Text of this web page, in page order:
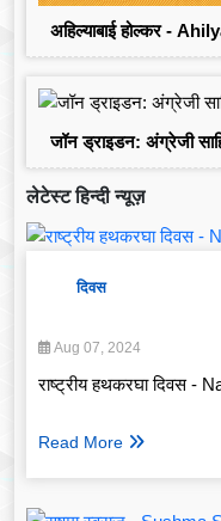
अहिल्याबाई होल्कर -
जॉन ड्राइडन: अंग्रेजी
लेटेस्ट हिन्दी न्यूज़
दिवस
Aug 07, 2024
राष्ट्रीय हथकरघा दिवस -
Read More